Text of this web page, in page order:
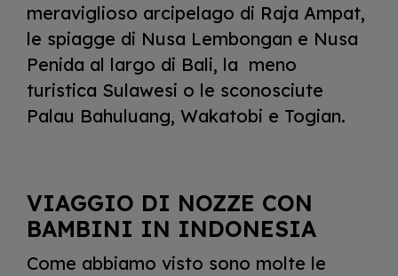
meraviglioso arcipelago di Raja Ampat,
le spiagge di Nusa Lembongan e Nusa
Penida al largo di Bali, la meno
turistica Sulawesi o le sconosciute
Palau Bahuluang, Wakatobi e Togian.
VIAGGIO DI NOZZE CON
BAMBINI IN INDONESIA
Come abbiamo visto sono molte le